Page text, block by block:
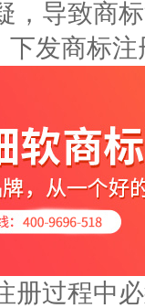
，导致商
下发商标
册过程中